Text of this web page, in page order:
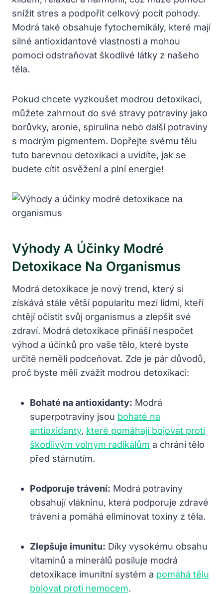
snížit stres a podpořit celkový pocit pohody.
Modrá také obsahuje fytochemikály, které mají
silné antioxidantové vlastnosti a mohou
pomoci odstraňovat škodlivé látky z našeho
těla.
Pokud chcete vyzkoušet modrou detoxikaci,
můžete zahrnout do své stravy potraviny jako
borůvky, aronie, spirulina nebo další potraviny
s modrým pigmentem. Dopřejte svému tělu
tuto barevnou detoxikaci a uvidíte, jak se
budete cítit osvěžení a plní energie!
Výhody A Účinky Modré
Detoxikace Na Organismus
Modrá detoxikace je nový trend, který si
získává stále větší popularitu mezi lidmi, kteří
chtějí očistit svůj organismus a zlepšit své
zdraví. Modrá detoxikace přináší nespočet
výhod a účinků pro vaše tělo, které byste
určitě neměli podceňovat. Zde je pár důvodů,
proč byste měli zvážit modrou detoxikaci:
Bohaté na antioxidanty: Modrá
superpotraviny jsou bohaté na
antioxidanty, které pomáhají bojovat proti
škodlivým volným radikálům a chrání tělo
před stárnutím.
Podporuje trávení: Modrá potraviny
obsahují vlákninu, která podporuje zdravé
trávení a pomáhá eliminovat toxiny z těla.
Zlepšuje imunitu: Díky vysokému obsahu
vitaminů a minerálů posiluje modrá
detoxikace imunitní systém a pomáhá tělu
bojovat proti nemocem.